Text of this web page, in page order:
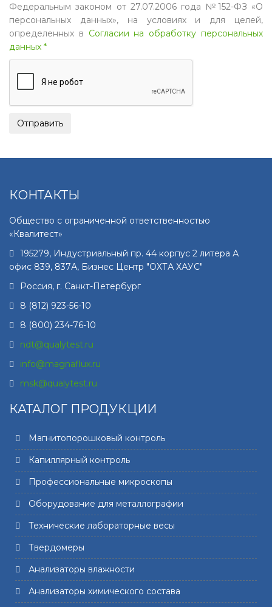
Федеральным законом от 27.07.2006 года №152-ФЗ «О
персональных данных», на условиях и для целей,
определенных в Согласии на обработку персональных
данных *
КОНТАКТЫ
Общество с ограниченной ответственностью
«Квалитест»
195279, Индустриальный пр. 44 корпус 2 литера А
офис 839, 837А, Бизнес Центр "ОХТА ХАУС"
Россия, г. Санкт-Петербург
8 (812) 923-56-10
8 (800) 234-76-10
ndt@qualytest.ru
info@magnaflux.ru
msk@qualytest.ru
КАТАЛОГ ПРОДУКЦИИ
Магнитопорошковый контроль
Капиллярный контроль
Профессиональные микроскопы
Оборудование для металлографии
Технические лабораторные весы
Твердомеры
Анализаторы влажности
Анализаторы химического состава